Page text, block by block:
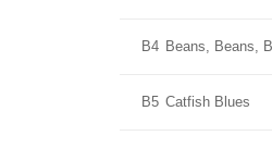
B4 Beans, Beans,
B5 Catfish Blues